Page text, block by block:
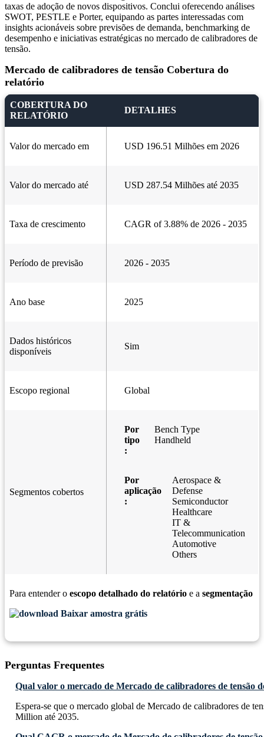
taxas de adoção de novos dispositivos. Conclui oferecendo análises
SWOT, PESTLE e Porter, equipando as partes interessadas com
insights acionáveis ​​sobre previsões de demanda, benchmarking de
desempenho e iniciativas estratégicas no mercado de calibradores de
tensão.
Mercado de calibradores de tensão Cobertura do
relatório
COBERTURA DO
RELATÓRIO
DETALHES
Valor do mercado em USD 196.51 Milhões em 2026
Valor do mercado até USD 287.54 Milhões até 2035
Taxa de crescimento CAGR of 3.88% de 2026 - 2035
Período de previsão 2026 - 2035
Ano base 2025
Dados históricos
disponíveis
Sim
Escopo regional Global
Segmentos cobertos
Por
tipo
:
Bench Type
Handheld
Por
aplicação
:
Aerospace &
Defense
Semiconductor
Healthcare
IT &
Telecommunication
Automotive
Others
Para entender o escopo detalhado do relatório e a segmentação
Baixar amostra grátis
Perguntas Frequentes
Qual valor o mercado de Mercado de calibradores de tensão
Espera-se que o mercado global de Mercado de calibradores de
Million até 2035.